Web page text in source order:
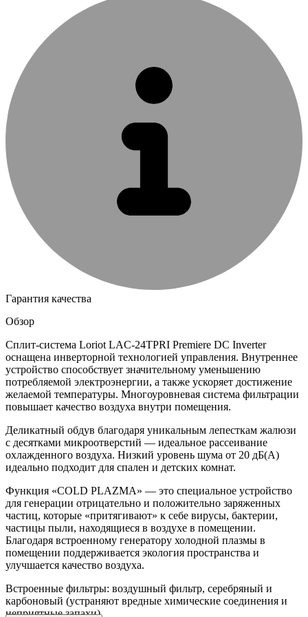
Гарантия качества
Обзор
Сплит-система Loriot LAC-24TPRI Premiere DC Inverter
оснащена инверторной технологией управления. Внутреннее
устройство способствует значительному уменьшению
потребляемой электроэнергии, а также ускоряет достижение
желаемой температуры. Многоуровневая система фильтрации
повышает качество воздуха внутри помещения.
Деликатный обдув благодаря уникальным лепесткам жалюзи
с десятками микроотверстий — идеальное рассеивание
охлажденного воздуха. Низкий уровень шума от 20 дБ(А)
идеально подходит для спален и детских комнат.
Функция «COLD PLAZMA» — это специальное устройство
для генерации отрицательно и положительно заряженных
частиц, которые «притягивают» к себе вирусы, бактерии,
частицы пыли, находящиеся в воздухе в помещении.
Благодаря встроенному генератору холодной плазмы в
помещении поддерживается экология пространства и
улучшается качество воздуха.
Встроенные фильтры: воздушный фильтр, серебряный и
карбоновый (устраняют вредные химические соединения и
неприятные запахи).